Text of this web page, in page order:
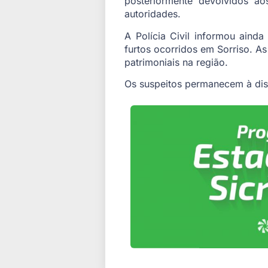
autoridades.
A Polícia Civil informou
furtos ocorridos em Sorriso.
patrimoniais na região.
Os suspeitos permanecem à